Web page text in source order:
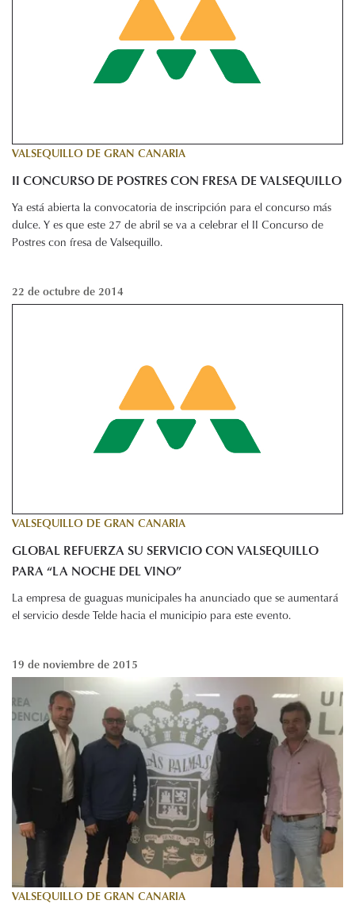
VALSEQUILLO DE GRAN CANARIA
II CONCURSO DE POSTRES CON FRESA DE VALSEQUILLO
Ya está abierta la convocatoria de inscripción para el concurso más
dulce. Y es que este 27 de abril se va a celebrar el II Concurso de
Postres con fresa de Valsequillo.
22 de octubre de 2014
VALSEQUILLO DE GRAN CANARIA
GLOBAL REFUERZA SU SERVICIO CON VALSEQUILLO
PARA “LA NOCHE DEL VINO”
La empresa de guaguas municipales ha anunciado que se aumentará
el servicio desde Telde hacia el municipio para este evento.
19 de noviembre de 2015
VALSEQUILLO DE GRAN CANARIA